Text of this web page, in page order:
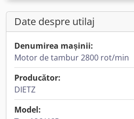
Date despre utilaj
Denumirea mașinii:
Motor de tambur 2800 rot/min
Producător:
DIETZ
Model: